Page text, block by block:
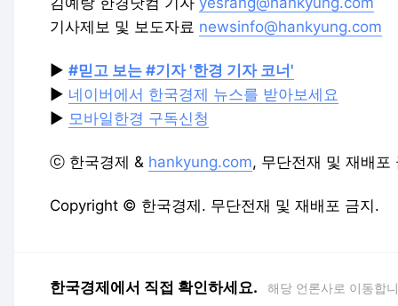
기사제보 및 보도자료 newsinfo@hankyung.com
▶ #믿고 보는 #기자 '한경 기자 코너'
▶ 네이버에서 한국경제 뉴스를 받아보세요
▶ 모바일한경 구독신청
ⓒ 한국경제 & hankyung.com, 무단전재 및 재배포
Copyright © 한국경제. 무단전재 및 재배포 금지.
한국경제에서 직접 확인하세요. 해당 언론사로 이동합